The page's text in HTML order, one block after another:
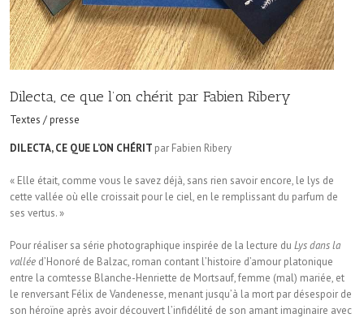
Dilecta, ce que l’on chérit par Fabien Ribery
Textes / presse
DILECTA, CE QUE L’ON CHÉRIT par Fabien Ribery
« Elle était, comme vous le savez déjà, sans rien savoir encore, le lys de
cette vallée où elle croissait pour le ciel, en le remplissant du parfum de
ses vertus. »
Pour réaliser sa série photographique inspirée de la lecture du Lys dans la
vallée d’Honoré de Balzac, roman contant l’histoire d’amour platonique
entre la comtesse Blanche-Henriette de Mortsauf, femme (mal) mariée, et
le renversant Félix de Vandenesse, menant jusqu’à la mort par désespoir de
son héroïne après avoir découvert l’infidélité de son amant imaginaire avec